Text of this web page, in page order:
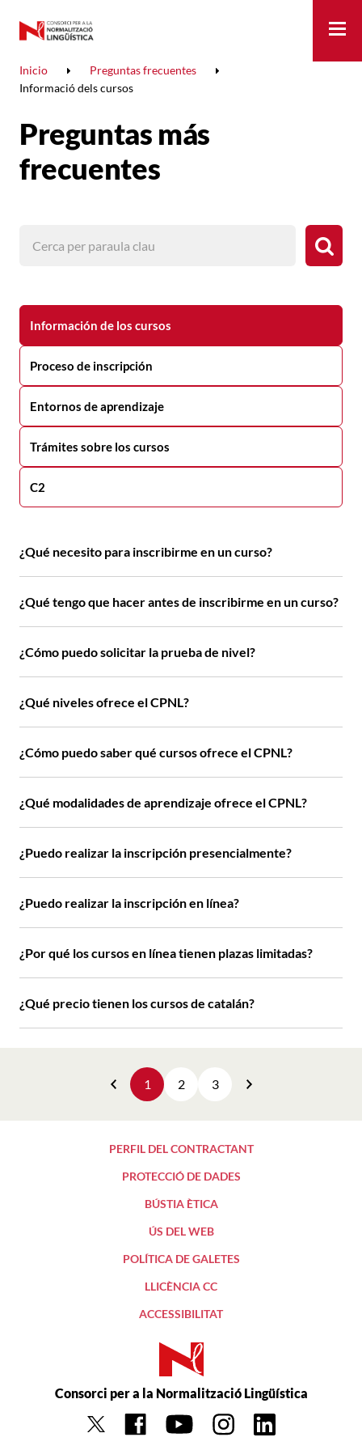
Inicio
Preguntas frecuentes
Informació dels cursos
Preguntas más
frecuentes
Información de los cursos
Proceso de inscripción
Entornos de aprendizaje
Trámites sobre los cursos
C2
¿Qué necesito para inscribirme en un curso?
¿Qué tengo que hacer antes de inscribirme en un curso?
¿Cómo puedo solicitar la prueba de nivel?
¿Qué niveles ofrece el CPNL?
¿Cómo puedo saber qué cursos ofrece el CPNL?
¿Qué modalidades de aprendizaje ofrece el CPNL?
¿Puedo realizar la inscripción presencialmente?
¿Puedo realizar la inscripción en línea?
¿Por qué los cursos en línea tienen plazas limitadas?
¿Qué precio tienen los cursos de catalán?
Anterior
1 2 3
Siguiente
PERFIL DEL CONTRACTANT
PROTECCIÓ DE DADES
BÚSTIA ÈTICA
ÚS DEL WEB
POLÍTICA DE GALETES
LLICÈNCIA CC
ACCESSIBILITAT
Consorci per a la Normalització Lingüística